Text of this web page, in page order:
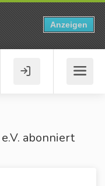
abonniert
Anzeigen